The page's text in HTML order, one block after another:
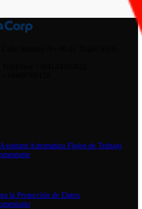
Automatiza Flujos de Trabajo
la Protección de Datos